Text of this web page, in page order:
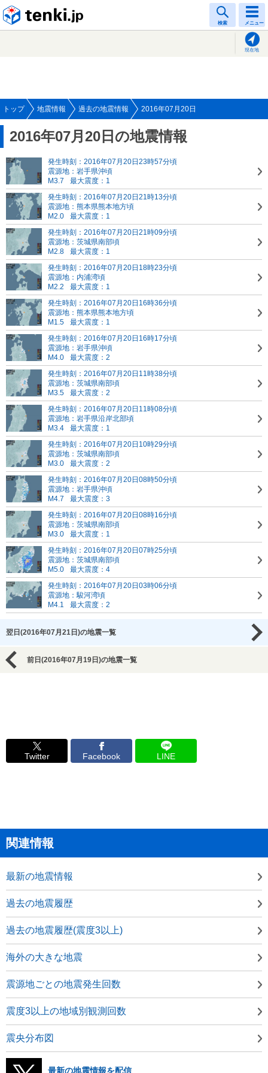
検索 メニュー
現在地
トップ 地震情報 過去の地震情報 2016年07月20日
2016年07月20日の地震情報
発生時刻：2016年07月20日23時57分頃
震源地：岩手県沖頃
M3.7
最大震度：1
発生時刻：2016年07月20日21時13分頃
震源地：熊本県熊本地方頃
M2.0
最大震度：1
発生時刻：2016年07月20日21時09分頃
震源地：茨城県南部頃
M2.8
最大震度：1
発生時刻：2016年07月20日18時23分頃
震源地：内浦湾頃
M2.2
最大震度：1
発生時刻：2016年07月20日16時36分頃
震源地：熊本県熊本地方頃
M1.5
最大震度：1
発生時刻：2016年07月20日16時17分頃
震源地：岩手県沖頃
M4.0
最大震度：2
発生時刻：2016年07月20日11時38分頃
震源地：茨城県南部頃
M3.5
最大震度：2
発生時刻：2016年07月20日11時08分頃
震源地：岩手県沿岸北部頃
M3.4
最大震度：1
発生時刻：2016年07月20日10時29分頃
震源地：茨城県南部頃
M3.0
最大震度：2
発生時刻：2016年07月20日08時50分頃
震源地：岩手県沖頃
M4.7
最大震度：3
発生時刻：2016年07月20日08時16分頃
震源地：茨城県南部頃
M3.0
最大震度：1
発生時刻：2016年07月20日07時25分頃
震源地：茨城県南部頃
M5.0
最大震度：4
発生時刻：2016年07月20日03時06分頃
震源地：駿河湾頃
M4.1
最大震度：2
翌日(2016年07月21日)の地震一覧
前日(2016年07月19日)の地震一覧
Twitter Facebook LINE
関連情報
最新の地震情報
過去の地震履歴
過去の地震履歴(震度3以上)
海外の大きな地震
震源地ごとの地震発生回数
震度3以上の地域別観測回数
震央分布図
最新の地震情報を配信